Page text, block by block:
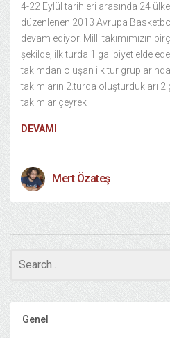
4-22 Eylül tarihleri arasında 24
düzenlenen 2013 Avrupa
devam ediyor. Milli takımımızın
şekilde, ilk turda 1 galibiyet elde
takımdan oluşan ilk tur
takımların 2.turda oluşturdukları 2
takımlar çeyrek
DEVAMI
Mert Özateş
Genel